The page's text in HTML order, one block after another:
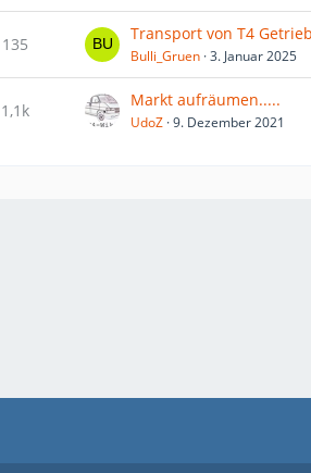
135
Bulli_Gruen 3. Januar 2025
1,1k
Markt aufräumen.....
UdoZ 9. Dezember 2021